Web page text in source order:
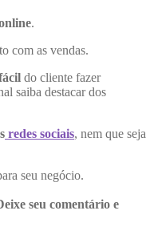
.
com as vendas.
do cliente fazer
saiba destacar dos
redes sociais, nem que seja
seu negócio.
seu comentário e